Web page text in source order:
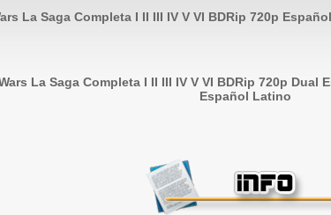
La Saga Completa I II III IV V VI BDRip 720p
La Saga Completa I II III IV V VI BDRip 720p
Español Latino